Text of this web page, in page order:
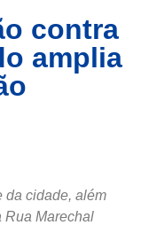
contra
amplia
da cidade, além
Rua Marechal